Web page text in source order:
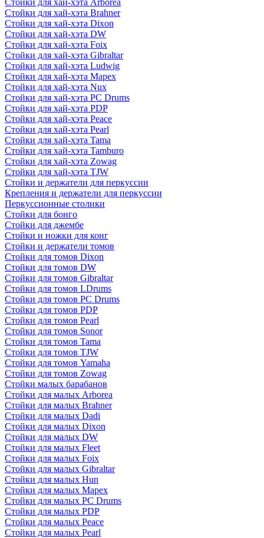
Стойки для хай-хэта Arborea
Стойки для хай-хэта Brahner
Стойки для хай-хэта Dixon
Стойки для хай-хэта DW
Стойки для хай-хэта Foix
Стойки для хай-хэта Gibraltar
Стойки для хай-хэта Ludwig
Стойки для хай-хэта Mapex
Стойки для хай-хэта Nux
Стойки для хай-хэта PC Drums
Стойки для хай-хэта PDP
Стойки для хай-хэта Peace
Стойки для хай-хэта Pearl
Стойки для хай-хэта Tama
Стойки для хай-хэта Tamburo
Стойки для хай-хэта Zowag
Стойки для хай-хэта TJW
Стойки и держатели для перкуссии
Крепления и держатели для перкуссии
Перкуссионные столики
Стойки для бонго
Стойки для джембе
Стойки и ножки для конг
Стойки и держатели томов
Стойки для томов Dixon
Стойки для томов DW
Стойки для томов Gibraltar
Стойки для томов LDrums
Стойки для томов PC Drums
Стойки для томов PDP
Стойки для томов Pearl
Стойки для томов Sonor
Стойки для томов Tama
Стойки для томов TJW
Стойки для томов Yamaha
Стойки для томов Zowag
Стойки малых барабанов
Стойки для малых Arborea
Стойки для малых Brahner
Стойки для малых Dadi
Стойки для малых Dixon
Стойки для малых DW
Стойки для малых Fleet
Стойки для малых Foix
Стойки для малых Gibraltar
Стойки для малых Hun
Стойки для малых Mapex
Стойки для малых PC Drums
Стойки для малых PDP
Стойки для малых Peace
Стойки для малых Pearl